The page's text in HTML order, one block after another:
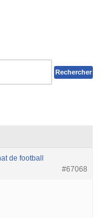
de football
#67068